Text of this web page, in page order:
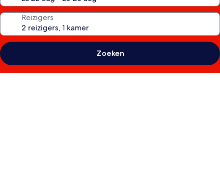
Reizigers
Zoeken